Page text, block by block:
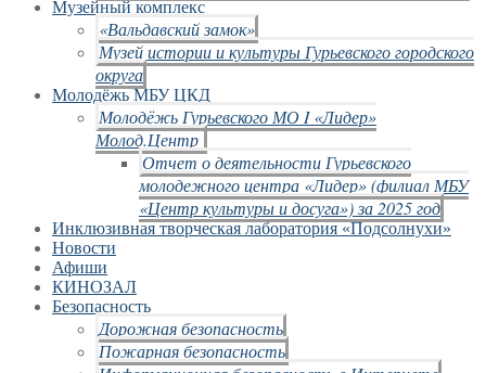
Музейный комплекс
«Вальдавский замок»
Музей истории и культуры Гурьевского городского
округа
Молодёжь МБУ ЦКД
Молодёжь Гурьевского МО I «Лидер»
Молод.Центр
Отчет о деятельности Гурьевского
молодежного центра «Лидер» (филиал МБУ
«Центр культуры и досуга») за 2025 год
Инклюзивная творческая лаборатория «Подсолнухи»
Новости
Афиши
КИНОЗАЛ
Безопасность
Дорожная безопасность
Пожарная безопасность